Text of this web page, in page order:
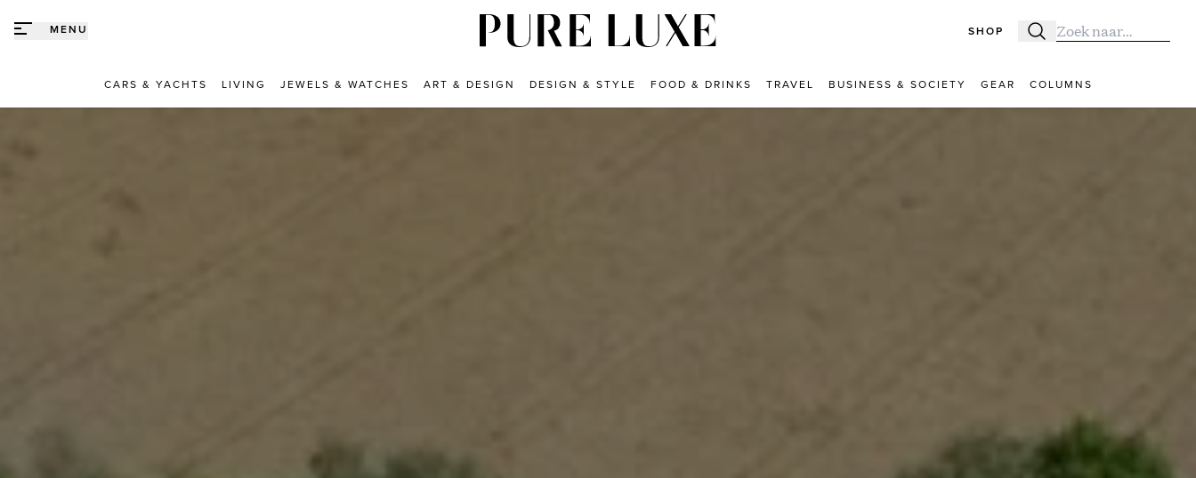
MENU SHOP Zoeken
Zoek naar:
CARS & YACHTS LIVING JEWELS & WATCHES ART & DESIGN DESIGN & STYLE FOOD & DRINKS TRAVEL BUSINESS & SOCIETY GEAR COLUMNS